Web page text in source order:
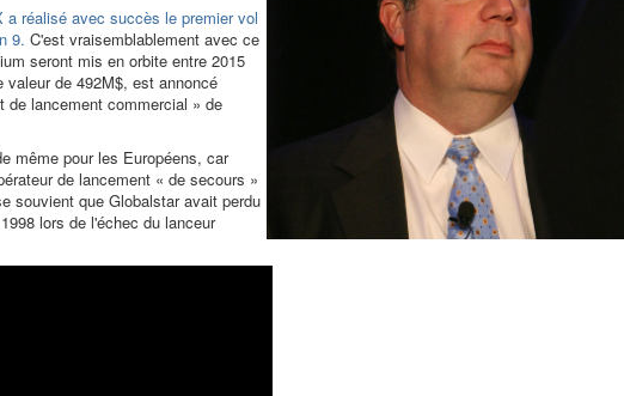
réalisé avec succès le premier vol
9. C'est vraisemblablement avec ce
seront mis en orbite entre 2015
de 492M$, est annoncé
de lancement commercial » de
même pour les Européens, car
de lancement « de secours »
souvient que Globalstar avait perdu
lors de l'échec du lanceur